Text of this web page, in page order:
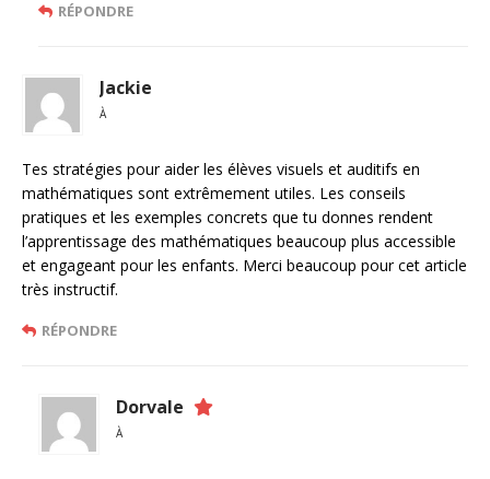
RÉPONDRE
Jackie
À
Tes stratégies pour aider les élèves visuels et auditifs en
mathématiques sont extrêmement utiles. Les conseils
pratiques et les exemples concrets que tu donnes rendent
l’apprentissage des mathématiques beaucoup plus accessible
et engageant pour les enfants. Merci beaucoup pour cet article
très instructif.
RÉPONDRE
Dorvale
À